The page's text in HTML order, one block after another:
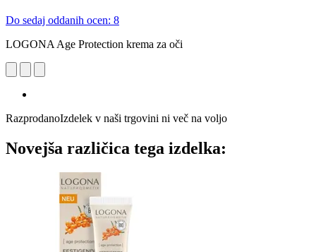
Do sedaj oddanih ocen: 8
LOGONA Age Protection krema za oči
RazprodanoIzdelek v naši trgovini ni več na voljo
Novejša različica tega izdelka: